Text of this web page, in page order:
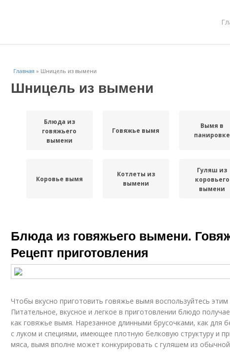
Главная » Шницель из вымени
Шницель из вымени
Блюда из
говяжьего
вымени
Говяжье вымя
Вымя в
панировке
Коровье вымя
Котлеты из
вымени
Гуляш из
коровьего
вымени
шницель
вымени
Солянка
Блюда из говяжьего вымени.
Рецепт приготовления
Чтобы вкусно приготовить говяжье вымя воспользуйтесь
Питательное, вкусное и легкое в приготовлении блюдо
как говяжье вымя. Нарезанное длинными брусочками, как для
с луком и специями, имеющее плотную белковую структуру и
мяса, вымя вполне может конкурировать с гуляшем из